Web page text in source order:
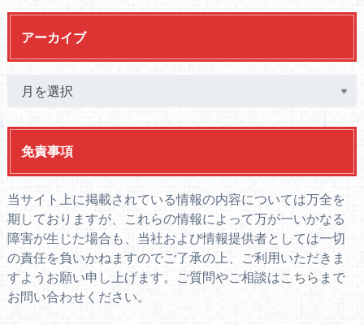
アーカイブ
免責事項
当サイト上に掲載されている情報の内容については万全を
期しておりますが、これらの情報によって万が一いかなる
障害が生じた場合も、当社および情報提供者としては一切
の責任を負いかねますのでご了承の上、ご利用いただきま
すようお願い申し上げます。ご質問やご相談は こちら まで
お問い合わせください。